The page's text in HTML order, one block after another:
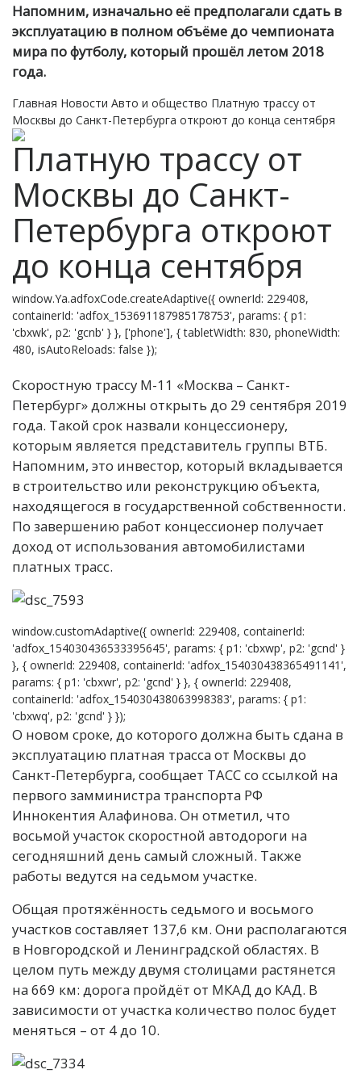
Напомним, изначально её предполагали сдать в
эксплуатацию в полном объёме до чемпионата
мира по футболу, который прошёл летом 2018
года.
Главная Новости Авто и общество Платную трассу от
Москвы до Санкт-Петербурга откроют до конца сентября
Платную трассу от
Москвы до Санкт-
Петербурга откроют
до конца сентября
window.Ya.adfoxCode.createAdaptive({ ownerId: 229408,
containerId: 'adfox_153691187985178753', params: { p1:
'cbxwk', p2: 'gcnb' } }, ['phone'], { tabletWidth: 830, phoneWidth:
480, isAutoReloads: false });
Скоростную трассу М-11 «Москва – Санкт-
Петербург» должны открыть до 29 сентября 2019
года. Такой срок назвали концессионеру,
которым является представитель группы ВТБ.
Напомним, это инвестор, который вкладывается
в строительство или реконструкцию объекта,
находящегося в государственной собственности.
По завершению работ концессионер получает
доход от использования автомобилистами
платных трасс.
window.customAdaptive({ ownerId: 229408, containerId:
'adfox_154030436533395645', params: { p1: 'cbxwp', p2: 'gcnd' }
}, { ownerId: 229408, containerId: 'adfox_154030438365491141',
params: { p1: 'cbxwr', p2: 'gcnd' } }, { ownerId: 229408,
containerId: 'adfox_154030438063998383', params: { p1:
'cbxwq', p2: 'gcnd' } });
О новом сроке, до которого должна быть сдана в
эксплуатацию платная трасса от Москвы до
Санкт-Петербурга, сообщает ТАСС со ссылкой на
первого замминистра транспорта РФ
Иннокентия Алафинова. Он отметил, что
восьмой участок скоростной автодороги на
сегодняшний день самый сложный. Также
работы ведутся на седьмом участке.
Общая протяжённость седьмого и восьмого
участков составляет 137,6 км. Они располагаются
в Новгородской и Ленинградской областях. В
целом путь между двумя столицами растянется
на 669 км: дорога пройдёт от МКАД до КАД. В
зависимости от участка количество полос будет
меняться – от 4 до 10.